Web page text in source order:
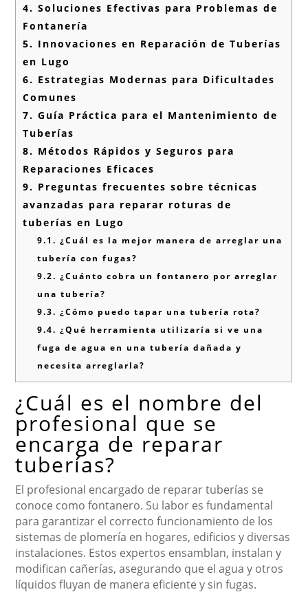
4. Soluciones Efectivas para Problemas de
Fontanería
5. Innovaciones en Reparación de Tuberías
en Lugo
6. Estrategias Modernas para Dificultades
Comunes
7. Guía Práctica para el Mantenimiento de
Tuberías
8. Métodos Rápidos y Seguros para
Reparaciones Eficaces
9. Preguntas frecuentes sobre técnicas
avanzadas para reparar roturas de
tuberías en Lugo
9.1. ¿Cuál es la mejor manera de arreglar una
tubería con fugas?
9.2. ¿Cuánto cobra un fontanero por arreglar
una tubería?
9.3. ¿Cómo puedo tapar una tubería rota?
9.4. ¿Qué herramienta utilizaría si ve una
fuga de agua en una tubería dañada y
necesita arreglarla?
¿Cuál es el nombre del
profesional que se
encarga de reparar
tuberías?
El profesional encargado de reparar tuberías se
conoce como fontanero. Su labor es fundamental
para garantizar el correcto funcionamiento de los
sistemas de plomería en hogares, edificios y diversas
instalaciones. Estos expertos ensamblan, instalan y
modifican cañerías, asegurando que el agua y otros
líquidos fluyan de manera eficiente y sin fugas.